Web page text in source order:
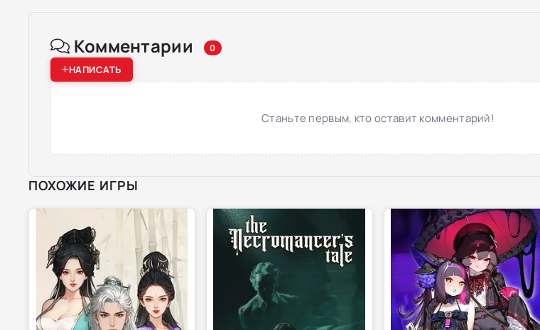
Комментарии 0
НАПИСАТЬ
Станьте первым, кто оставит комментарий!
ПОХОЖИЕ ИГРЫ